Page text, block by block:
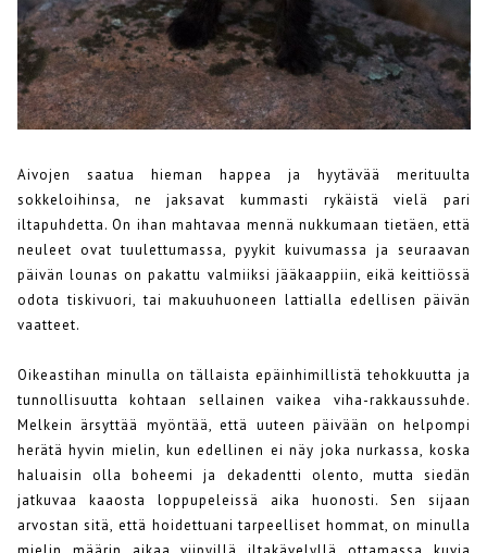
Aivojen saatua hieman happea ja hyytävää merituulta
sokkeloihinsa, ne jaksavat kummasti rykäistä vielä pari
iltapuhdetta. On ihan mahtavaa mennä nukkumaan tietäen, että
neuleet ovat tuulettumassa, pyykit kuivumassa ja seuraavan
päivän lounas on pakattu valmiiksi jääkaappiin, eikä keittiössä
odota tiskivuori, tai makuuhuoneen lattialla edellisen päivän
vaatteet.
Oikeastihan minulla on tällaista epäinhimillistä tehokkuutta ja
tunnollisuutta kohtaan sellainen vaikea viha-rakkaussuhde.
Melkein ärsyttää myöntää, että uuteen päivään on helpompi
herätä hyvin mielin, kun edellinen ei näy joka nurkassa, koska
haluaisin olla boheemi ja dekadentti olento, mutta siedän
jatkuvaa kaaosta loppupeleissä aika huonosti. Sen sijaan
arvostan sitä, että hoidettuani tarpeelliset hommat, on minulla